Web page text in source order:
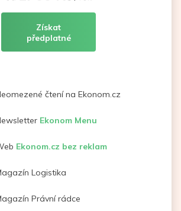
Získat
předplatné
čtení na Ekonom.cz
Ekonom Menu
Ekonom.cz bez reklam
Logistika
Právní rádce